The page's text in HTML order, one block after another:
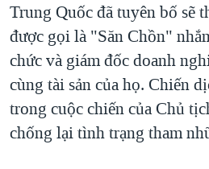
Trung Quốc đã tuyên bố sẽ
được gọi là "Săn Chồn"
chức và giám đốc doanh
cùng tài sản của họ. Chiến
trong cuộc chiến của Chủ
chống lại tình trạng tham